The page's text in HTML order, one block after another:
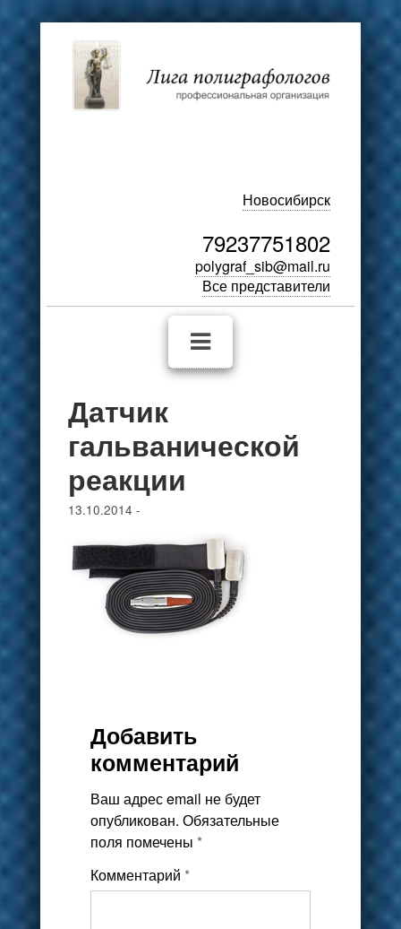
Новосибирск
79237751802
polygraf_sib@mail.ru
Все представители
Датчик
гальванической
реакции
13.10.2014 -
Добавить
комментарий
Ваш адрес email не будет
опубликован. Обязательные
поля помечены *
Комментарий *